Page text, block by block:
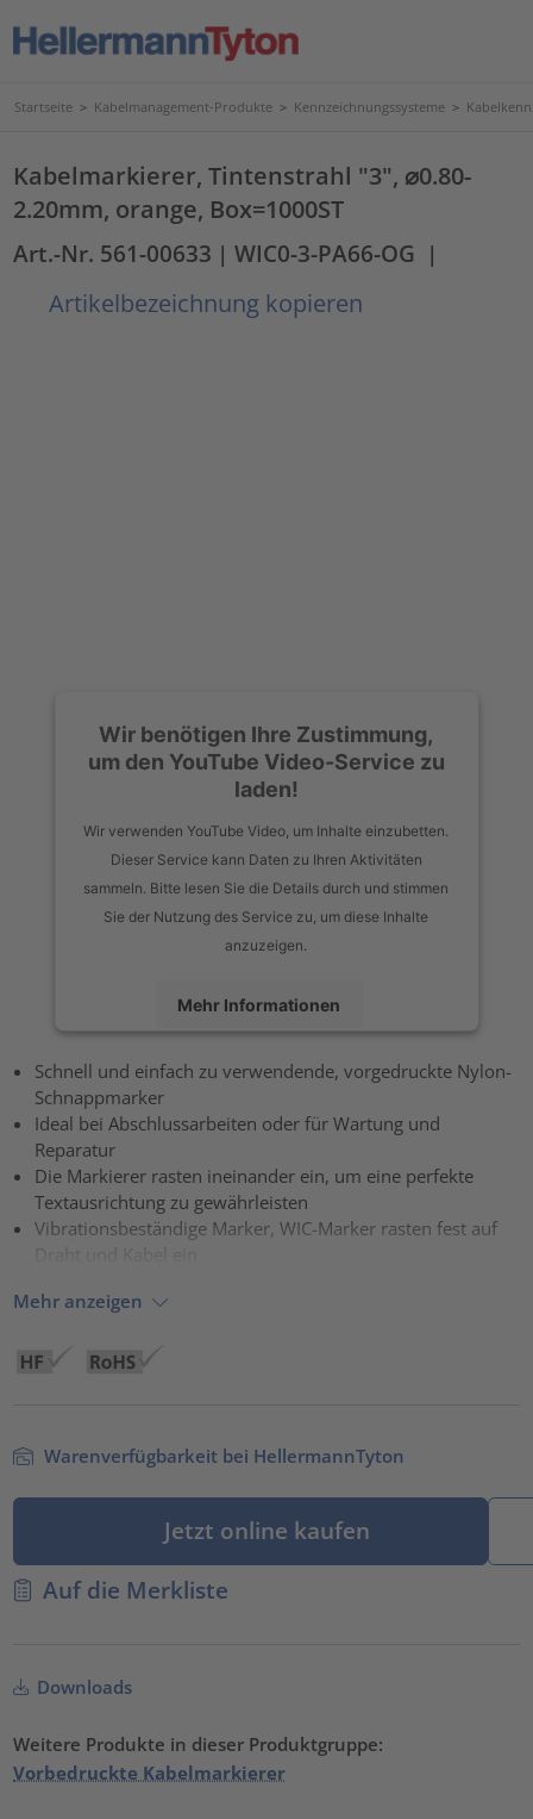
Startseite > Kabelmanagement-Produkte > Kennzeichnungssysteme >
Kabelmarkierer, Tintenstrahl "3", ⌀0.80-
2.20mm, orange, Box=1000ST
Art.-Nr. 561-00633 | WIC0-3-PA66-OG |
Artikelbezeichnung kopieren
Wir benötigen Ihre Zustimmung,
um den YouTube Video-Service zu
laden!
Wir verwenden YouTube Video, um Inhalte einzubetten.
Dieser Service kann Daten zu Ihren Aktivitäten
sammeln. Bitte lesen Sie die Details durch und stimmen
Sie der Nutzung des Service zu, um diese Inhalte
anzuzeigen.
Mehr Informationen
Akzeptieren
powered by
Schnell und einfach zu verwendende, vorgedruckte Nylon-
Schnappmarker
Ideal bei Abschlussarbeiten oder für Wartung und
Reparatur
Die Markierer rasten ineinander ein, um eine perfekte
Textausrichtung zu gewährleisten
Vibrationsbeständige Marker, WIC-Marker rasten fest auf
Mehr anzeigen
Warenverfügbarkeit bei HellermannTyton
Jetzt online kaufen
Auf die Merkliste
Downloads
Weitere Produkte in dieser Produktgruppe:
Vorbedruckte Kabelmarkierer